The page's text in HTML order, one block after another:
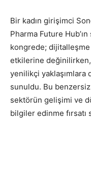
Bir kadın girişimci
Pharma Future
kongrede;
etkilerine değinilirken,
yenilikçi yaklaşımlara
sunuldu. Bu
sektörün gelişimi ve
bilgiler edinme fırsatı